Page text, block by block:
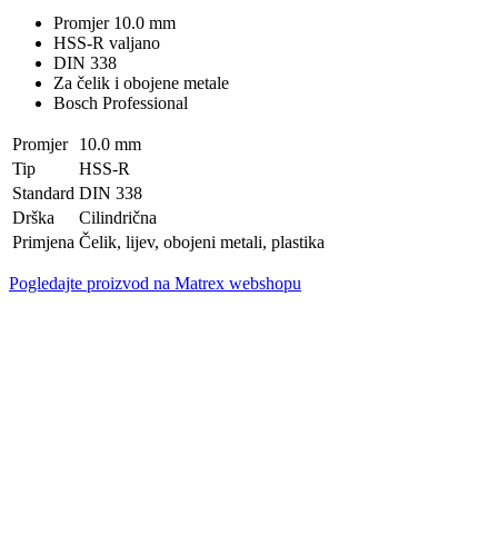
Promjer 10.0 mm
HSS-R valjano
DIN 338
Za čelik i obojene metale
Bosch Professional
Promjer
10.0 mm
Tip
HSS-R
Standard DIN 338
Drška
Cilindrična
Primjena Čelik, lijev, obojeni metali, plastika
Pogledajte proizvod na Matrex webshopu